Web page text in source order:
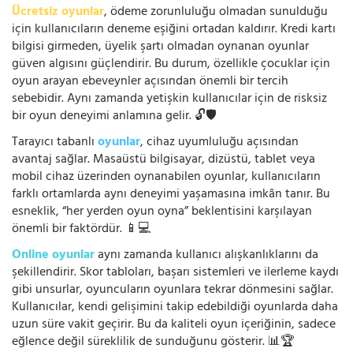
Ücretsiz oyunlar, ödeme zorunluluğu olmadan sunulduğu
için kullanıcıların deneme eşiğini ortadan kaldırır. Kredi kartı
bilgisi girmeden, üyelik şartı olmadan oynanan oyunlar
güven algısını güçlendirir. Bu durum, özellikle çocuklar için
oyun arayan ebeveynler açısından önemli bir tercih
sebebidir. Aynı zamanda yetişkin kullanıcılar için de risksiz
bir oyun deneyimi anlamına gelir. 🔓🛡️
Tarayıcı tabanlıoyunlar, cihaz uyumluluğu açısından
avantaj sağlar. Masaüstü bilgisayar, dizüstü, tablet veya
mobil cihaz üzerinden oynanabilen oyunlar, kullanıcıların
farklı ortamlarda aynı deneyimi yaşamasına imkân tanır. Bu
esneklik, “her yerden oyun oyna” beklentisini karşılayan
önemli bir faktördür. 📱💻
Online oyunlaraynı zamanda kullanıcı alışkanlıklarını da
şekillendirir. Skor tabloları, başarı sistemleri ve ilerleme kaydı
gibi unsurlar, oyuncuların oyunlara tekrar dönmesini sağlar.
Kullanıcılar, kendi gelişimini takip edebildiği oyunlarda daha
uzun süre vakit geçirir. Bu da kaliteli oyun içeriğinin, sadece
eğlence değil süreklilik de sunduğunu gösterir. 📊🏆